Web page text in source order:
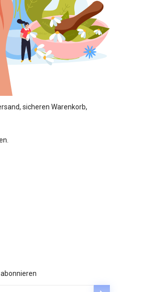
sicheren Warenkorb,